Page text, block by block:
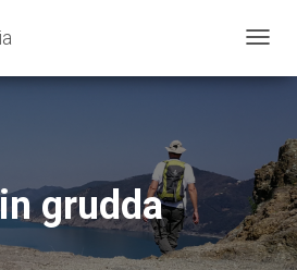
grudda